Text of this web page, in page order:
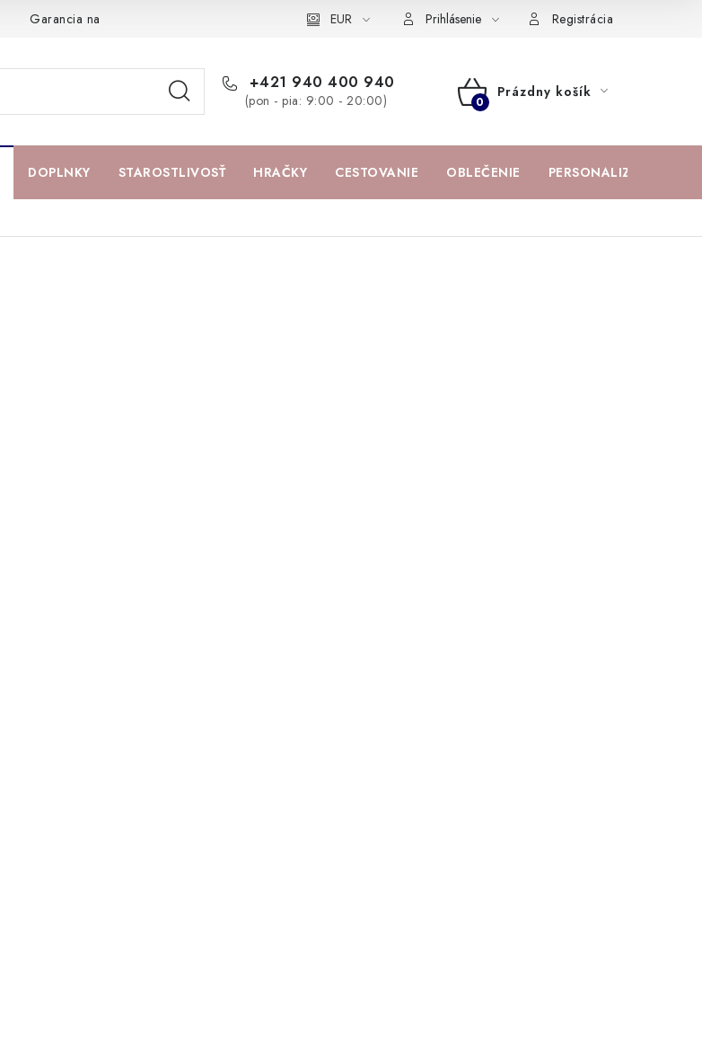
Garancia najlepšej ceny Darčeková poukážka Spolupráca s influencermi BABY zoznam obľúbených
EUR Prihlásenie Registrácia
+421 940 400 940
(pon - pia: 9:00 - 20:00)
NÁKUPNÝ
Prázdny košík
DOPLNKY STAROSTLIVOSŤ HRAČKY CESTOVANIE OBLEČENIE PERSONALIZOVANÉ